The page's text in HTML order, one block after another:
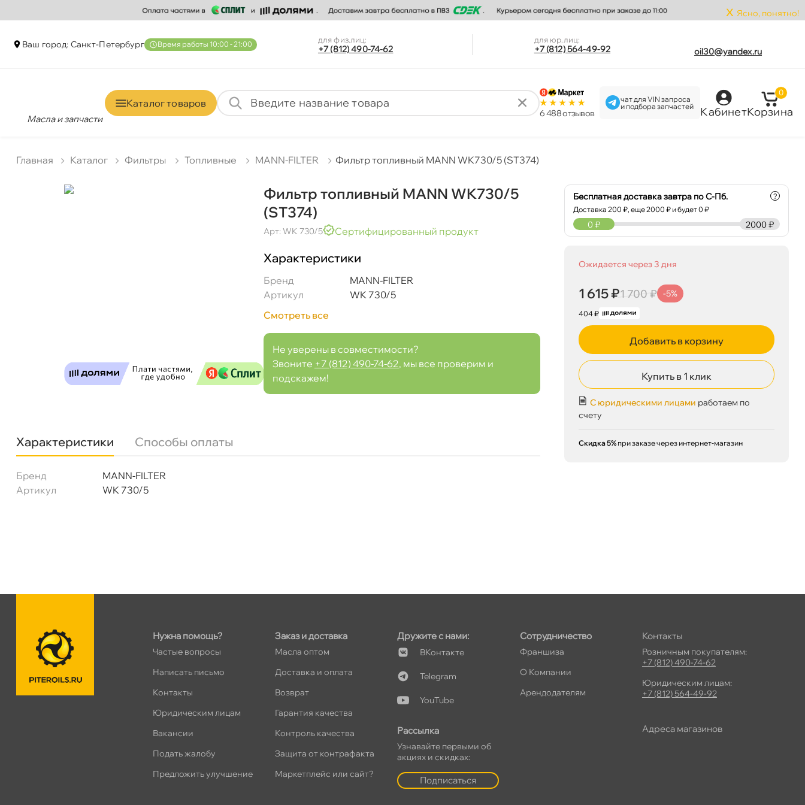
x Ясно, понятно!
аш город: Санкт-Петербур ремя работы 10:00 - 21:00 для физ.лиц:
+7 (812) 490-74-62
для юр.лиц:
+7 (812) 564-49-92 oil30@yandex.ru
Масла и запчасти
Каталог товаро
6 488 отзыво
чат для VIN запроса
и подбора запчастей
Кабинет
0
Корзина
Главная Катало Фильтры Топливные MANN-FILTER Фильтр топливный MANN WK730/5 (ST374)
Фильтр топливный MANN WK730/5
(ST374)
Арт: WK 730/5 Сертифицированный продукт
Характеристики
Бренд
MANN-FILTER
Артикул
WK 730/5
Смотреть все
Не уверены в совместимости?
Звоните +7 (812) 490-74-62, мы все проверим и
подскажем!
Характеристики Способы оплаты
Бренд
MANN-FILTER
Артикул
WK 730/5
Бесплатная доставка завтра по С-Пб.
Доставка200 ₽, еще2000 ₽ и будет 0 ₽
?
2000 ₽
0 ₽
Ожидается через 3 дня
1 615 ₽1 700 ₽ -5%
404 ₽
Добавить в корзину
Купить в 1 клик
С юридическими лицами работаем по
счету
Скидка 5% при заказе через интернет-магазин
1 615 ₽1 700 ₽ корзину
Сегодня, 07.08 (при заказе от 2000₽) Срочная за 2 ч – 399 ₽
ул. Салова, д. 30
09.30 - 19.00 Сб-Вс
пр.Науки 10к1 (2 этаж)
ПН–ВС
Сегодня, бесплатно
Ленинский пр. 92 к.1
Нужна помощь?
Частые вопросы
Написать письмо
Контакты
Юридическим лицам
акансии
Подать жалобу
Предложить улучшение
Заказ и доставка
Масла оптом
Доставка и оплата
озврат
Гарантия качества
Контроль качества
Защита от контрафакта
Маркетплейс или сайт?
Дружите с нами:
Контакте
Telegram
YouTube
Рассылка
Узнавайте первыми о
акциях и скидках:
Подписаться
Сотрудничество
Франшиза
О Компании
Арендодателям
Контакты
Розничным покупателям:
+7 (812) 490-74-62
Юридическим лицам:
+7 (812) 564-49-92
Адреса магазино